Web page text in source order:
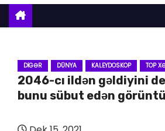
n
DIGƏR DÜNYA KALEYDOSKOP TOP
2046-cı ildən gəldiyini
bunu sübut edən